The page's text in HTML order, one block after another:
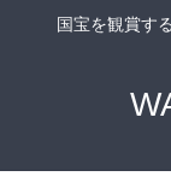
国宝を観賞す